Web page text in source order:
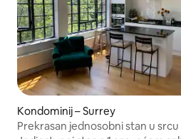
Kondominij – Surrey
Prekrasan jednosobni stan u srcu